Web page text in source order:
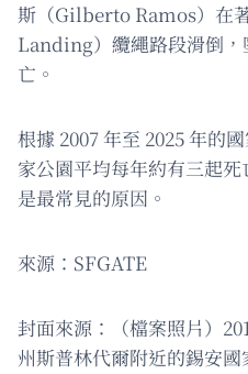
斯（Gilberto Ramos）在
Landing）纜繩路段滑倒，
亡。
根據 2007 年至 2025 年的
家公園平均每年約有三起
是最常見的原因。
來源：SFGATE
封面來源：（檔案照片）
州斯普林代爾附近的錫安